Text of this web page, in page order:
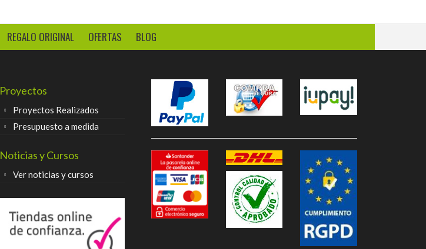
REGALO ORIGINAL OFERTAS BLOG
Proyectos
Proyectos Realizados
Presupuesto a medida
Noticias y Cursos
Ver noticias y cursos